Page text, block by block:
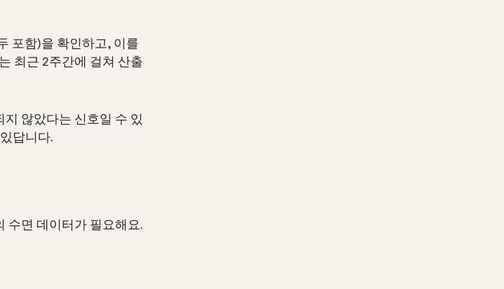
포함)을 확인하고, 이를
최근 2주간에 걸쳐 산출
않았다는 신호일 수 있
답니다.
수면 데이터가 필요해요.